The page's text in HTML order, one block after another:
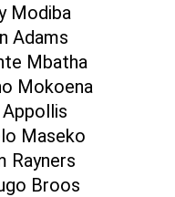
Modiba
Adams
Mbatha
Mokoena
Appollis
Maseko
Rayners
Broos